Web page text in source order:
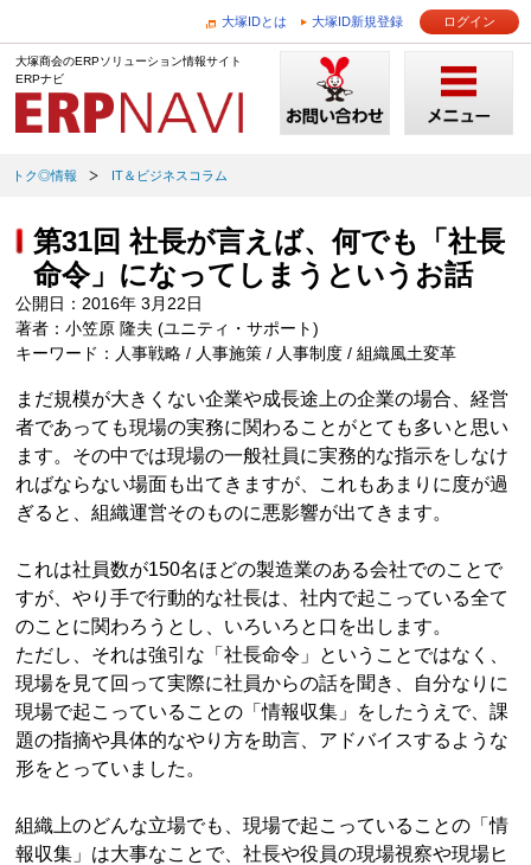
大塚IDとは 大塚ID新規登録 ログイン
大塚商会のERPソリューション情報サイト
ERPナビ
トク◎情報 IT＆ビジネスコラム
第31回 社長が言えば、何でも「社長
命令」になってしまうというお話
公開日：2016年 3月22日
著者：小笠原 隆夫 (ユニティ・サポート)
キーワード：人事戦略 / 人事施策 / 人事制度 / 組織風土変革
まだ規模が大きくない企業や成長途上の企業の場合、経営
者であっても現場の実務に関わることがとても多いと思い
ます。その中では現場の一般社員に実務的な指示をしなけ
ればならない場面も出てきますが、これもあまりに度が過
ぎると、組織運営そのものに悪影響が出てきます。
これは社員数が150名ほどの製造業のある会社でのことで
すが、やり手で行動的な社長は、社内で起こっている全て
のことに関わろうとし、いろいろと口を出します。
ただし、それは強引な「社長命令」ということではなく、
現場を見て回って実際に社員からの話を聞き、自分なりに
現場で起こっていることの「情報収集」をしたうえで、課
題の指摘や具体的なやり方を助言、アドバイスするような
形をとっていました。
組織上のどんな立場でも、現場で起こっていることの「情
報収集」は大事なことで、社長や役員の現場視察や現場ヒ